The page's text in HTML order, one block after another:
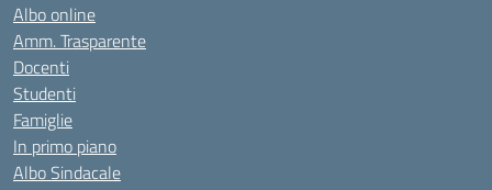
Albo online
Amm. Trasparente
Docenti
Studenti
Famiglie
In primo piano
Albo Sindacale